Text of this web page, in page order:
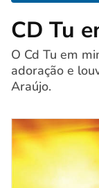
CD Tu
O Cd Tu em
adoração e
Araújo.